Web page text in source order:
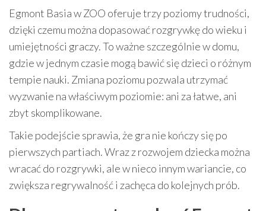
Egmont Basia w ZOO oferuje trzy poziomy trudności,
dzięki czemu można dopasować rozgrywkę do wieku i
umiejętności graczy. To ważne szczególnie w domu,
gdzie w jednym czasie mogą bawić się dzieci o różnym
tempie nauki. Zmiana poziomu pozwala utrzymać
wyzwanie na właściwym poziomie: ani za łatwe, ani
zbyt skomplikowane.
Takie podejście sprawia, że gra nie kończy się po
pierwszych partiach. Wraz z rozwojem dziecka można
wracać do rozgrywki, ale w nieco innym wariancie, co
zwiększa regrywalność i zachęca do kolejnych prób.